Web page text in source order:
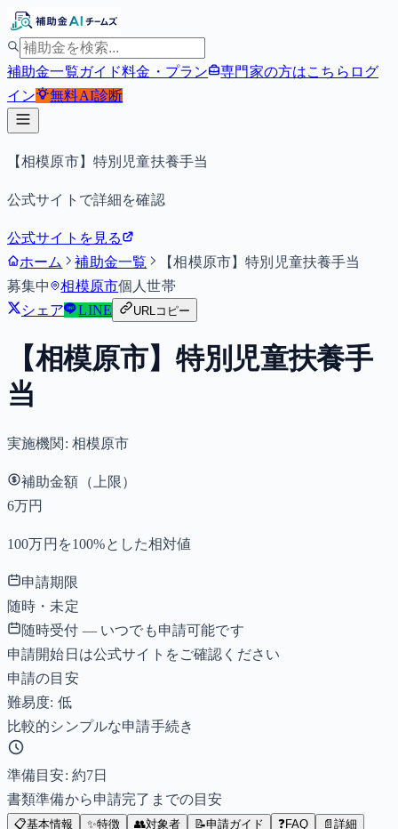
補助金一覧ガイド料金・プラン 専門家の方はこちら ログ
イン
無料AI診断
【相模原市】特別児童扶養手当
公式サイトで詳細を確認
公式サイトを見る
ホーム
補助金一覧
【相模原市】特別児童扶養手当
募集中
相模原市個人世帯
シェア
LINE URLコピー
【相模原市】特別児童扶養手
当
実施機関: 相模原市
補助金額（上限）
6万円
100万円を100%とした相対値
申請期限
随時・未定
随時受付 — いつでも申請可能です
申請開始日は公式サイトをご確認ください
申請の目安
難易度: 低
比較的シンプルな申請手続き
準備目安: 約7日
書類準備から申請完了までの目安
📋基本情報 ✨特徴 👥対象者 📝申請ガイド ❓FAQ 📄 詳細